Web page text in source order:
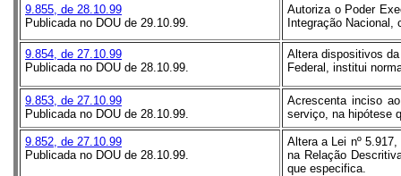
9.855, de 28.10.99
Publicada no DOU de 29.10.99.
Autoriza o Poder
Integração
9.854, de 27.10.99
Publicada no DOU de 28.10.99.
Altera dispositivos
Federal, institui
9.853, de 27.10.99
Publicada no DOU de 28.10.99.
Acrescenta inciso
serviço, na hipótese
9.852, de 27.10.99
Publicada no DOU de 28.10.99.
Altera a Lei nº
na Relação
que especifica.